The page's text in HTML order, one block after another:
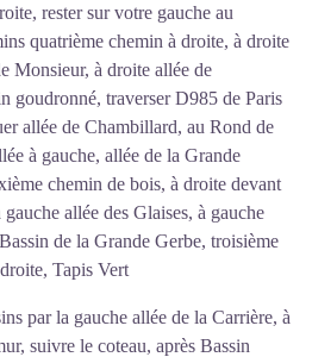
rester sur votre gauche au
quatrième chemin à droite, à droite
Monsieur, à droite allée de
goudronné, traverser D985 de Paris
allée de Chambillard, au Rond de
à gauche, allée de la Grande
chemin de bois, à droite devant
allée des Glaises, à gauche
de la Grande Gerbe, troisième
Tapis Vert
par la gauche allée de la Carrière, à
suivre le coteau, après Bassin